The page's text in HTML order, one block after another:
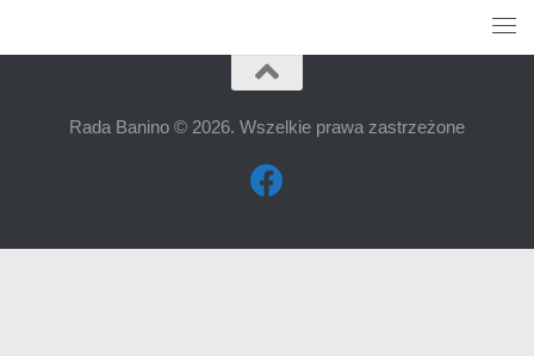
Rada Banino © 2026. Wszelkie prawa zastrzeżone